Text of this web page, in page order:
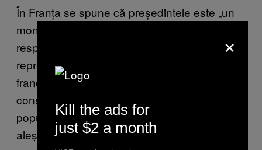
În Franța se spune că președintele este „un
monarh republican”, ceea ce îl obligă să
respecte poporul care l-a ales ca
reprezentant. De asemenea, revoluția
franceză reprezintă și momentul de
constituire a contractului social, în care
populația deleagă puterea unor reprezentanți
aleși care gestionează, în numele lor,
×
Kill the ads for
just $2 a month